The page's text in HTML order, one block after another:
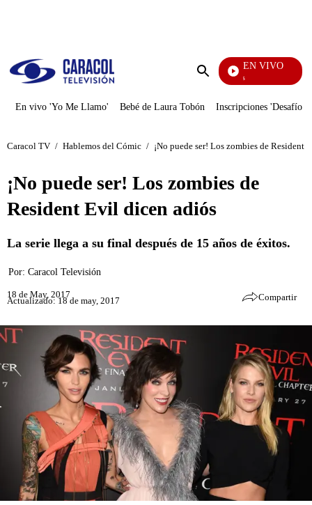
Enviar
EN VIVO
También Caerás
En vivo 'Yo Me Llamo' Bebé de Laura Tobón Inscripciones 'Desafío'
Caracol TV / Hablemos del Cómic / ¡No puede ser! Los zombies de Resident
¡No puede ser! Los zombies de
Resident Evil dicen adiós
La serie llega a su final después de 15 años de éxitos.
Por: Caracol Televisión
18 de May, 2017
Actualizado: 18 de may, 2017 Compartir